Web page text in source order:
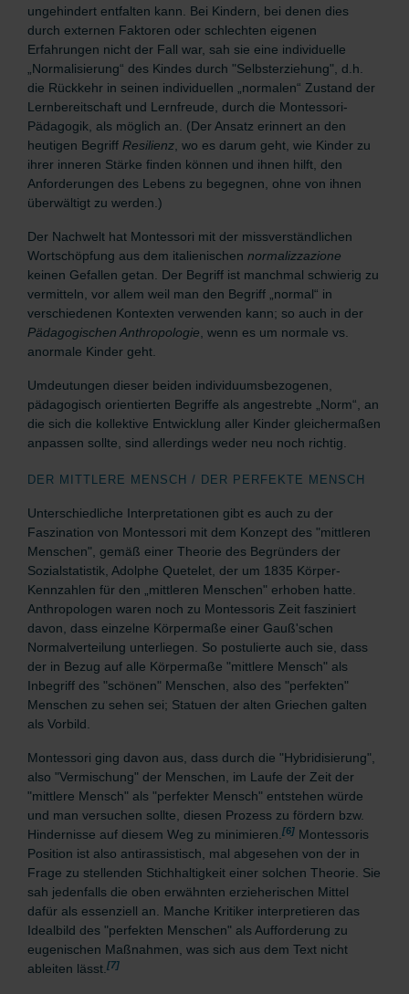
ungehindert entfalten kann.
Bei Kindern, bei denen dies
durch externen Faktoren oder schlechten eigenen
Erfahrungen nicht der Fall war, sah sie eine individuelle
„Normalisierung“ des Kindes durch "Selbsterziehung", d.h.
die Rückkehr in seinen individuellen „normalen“ Zustand der
Lernbereitschaft und Lernfreude, durch die Montessori-
Pädagogik, als möglich an. (Der Ansatz erinnert an den
heutigen Begriff Resilienz , wo es darum geht, wie Kinder zu
ihrer inneren Stärke finden können und ihnen hilft, den
Anforderungen des Lebens zu begegnen, ohne von ihnen
überwältigt zu werden.)
Der Nachwelt hat Montessori mit der missverständlichen
Wortschöpfung aus dem italienischen normalizzazione
keinen Gefallen getan.
Der Begriff ist manchmal schwierig zu
vermitteln, vor allem weil man den Begriff „normal“ in
verschiedenen Kontexten verwenden kann; so auch in der
Pädagogischen Anthropologie , wenn es um normale vs.
anormale Kinder geht.
Umdeutungen dieser beiden individuumsbezogenen,
pädagogisch orientierten Begriffe als angestrebte „Norm“, an
die sich die kollektive Entwicklung aller Kinder gleichermaßen
anpassen sollte, sind allerdings weder neu noch richtig.
DER MITTLERE MENSCH / DER PERFEKTE MENSCH
Unterschiedliche Interpretationen gibt es auch zu der
Faszination von Montessori mit dem Konzept des "mittleren
Menschen", gemäß einer Theorie des Begründers der
Sozialstatistik, Adolphe Quetelet, der um 1835 Körper-
Kennzahlen für den „mittleren Menschen" erhoben hatte.
Anthropologen waren noch zu Montessoris Zeit fasziniert
davon, dass einzelne Körpermaße einer Gauß'schen
Normalverteilung unterliegen. So postulierte auch sie, dass
der in Bezug auf alle Körpermaße "mittlere Mensch" als
Inbegriff des "schönen" Menschen, also des "perfekten"
Menschen zu sehen sei; Statuen der alten Griechen galten
als Vorbild.
Montessori ging davon aus, dass durch die "Hybridisierung",
also "Vermischung" der Menschen, im Laufe der Zeit der
"mittlere Mensch" als "perfekter Mensch" entstehen würde
und man versuchen sollte, diesen Prozess zu fördern bzw.
Hindernisse auf diesem Weg zu minimieren. [6] Montessoris
Position ist also antirassistisch, mal abgesehen von der in
Frage zu stellenden Stichhaltigkeit einer solchen Theorie. Sie
sah jedenfalls die oben erwähnten erzieherischen Mittel
dafür als essenziell an. Manche Kritiker interpretieren das
Idealbild des "perfekten Menschen" als Aufforderung zu
eugenischen Maßnahmen, was sich aus dem Text nicht
ableiten lässt. [7]